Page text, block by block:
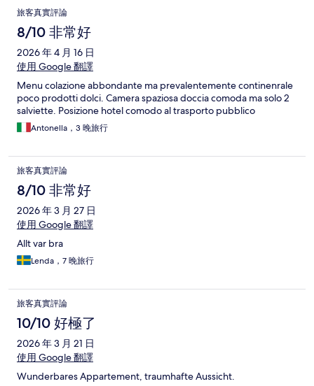
旅客真實評論
8/10 非常好
2026 年 4 月 16 日
使用 Google 翻譯
Menu colazione abbondante ma prevalentemente continenrale
poco prodotti dolci. Camera spaziosa doccia comoda ma solo 2
salviette. Posizione hotel comodo al trasporto pubblico
Antonella，3 晚旅行
旅客真實評論
8/10 非常好
2026 年 3 月 27 日
使用 Google 翻譯
Allt var bra
Lenda，7 晚旅行
旅客真實評論
10/10 好極了
2026 年 3 月 21 日
使用 Google 翻譯
Wunderbares Appartement, traumhafte Aussicht.